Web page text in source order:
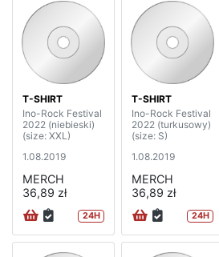
T-SHIRT
Ino-Rock Festival
2022 (niebieski)
(size: XXL)
1.08.2019
MERCH
36,89 zł
24H
T-SHIRT
Ino-Rock Festival
2022 (turkusowy)
(size: S)
1.08.2019
MERCH
36,89 zł
24H